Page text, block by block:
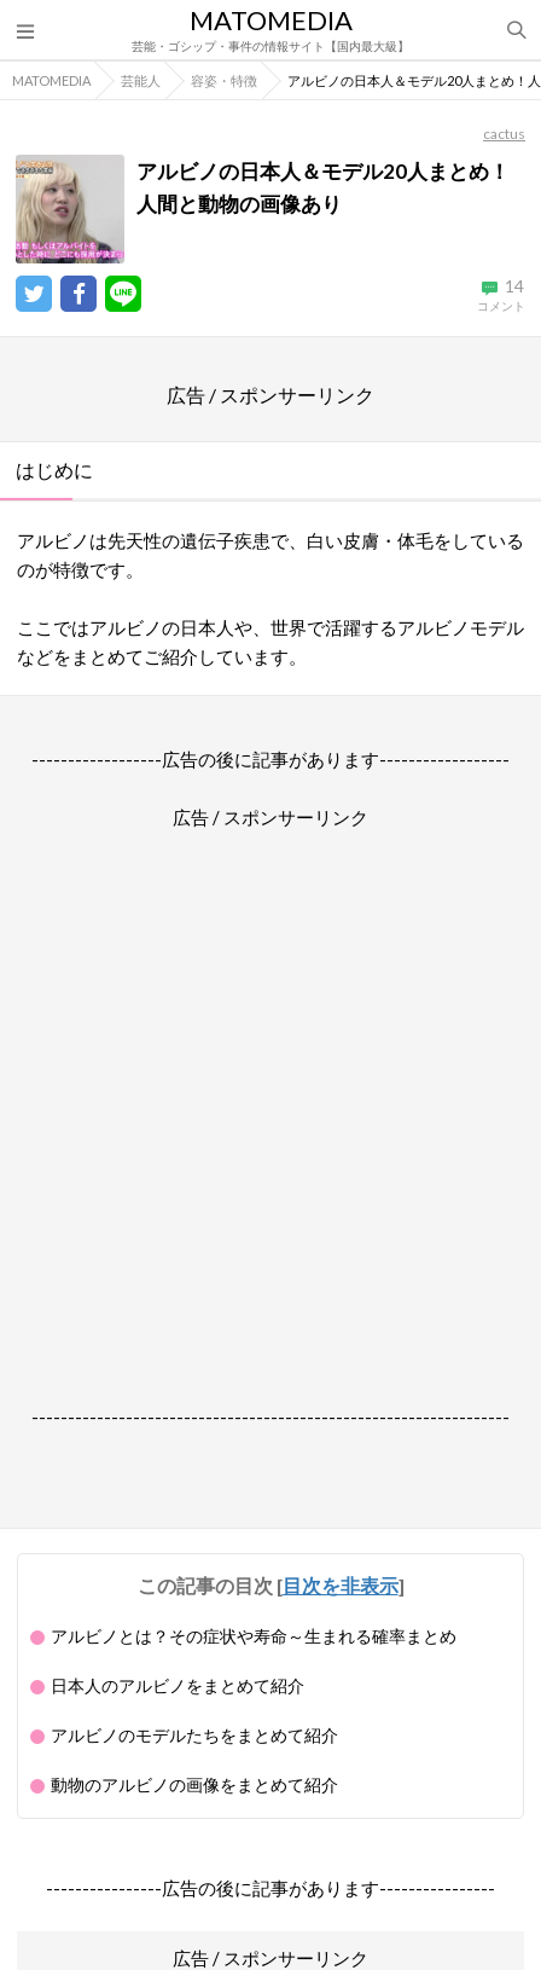
MATOMEDIA
芸能・ゴシップ・事件の情報サイト【国内最大級】
MATOMEDIA 芸能人 容姿・特徴 アルビノの日本人＆モデル20人まとめ！
cactus
アルビノの日本人＆モデル20人まとめ！
人間と動物の画像あり
14
コメント
広告 / スポンサーリンク
はじめに
アルビノは先天性の遺伝子疾患で、白い皮膚・体毛をしている
のが特徴です。
ここではアルビノの日本人や、世界で活躍するアルビノモデル
などをまとめてご紹介しています。
------------------広告の後に記事があります------------------
広告 / スポンサーリンク
------------------------------------------------------------------
この記事の目次 [目次を非表示]
アルビノとは？その症状や寿命～生まれる確率まとめ
日本人のアルビノをまとめて紹介
アルビノのモデルたちをまとめて紹介
動物のアルビノの画像をまとめて紹介
----------------広告の後に記事があります----------------
広告 / スポンサーリンク